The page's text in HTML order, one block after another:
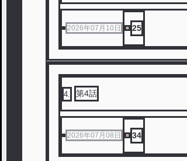
2026年07月10日 25
4 第4話
2026年07月08日 34